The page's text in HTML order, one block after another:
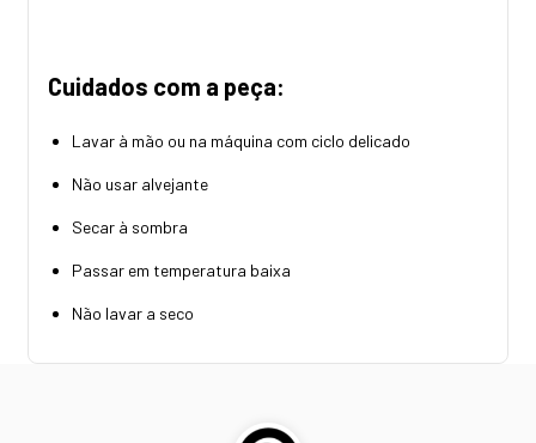
Cuidados com a peça:
Lavar à mão ou na máquina com ciclo delicado
Não usar alvejante
Secar à sombra
Passar em temperatura baixa
Não lavar a seco